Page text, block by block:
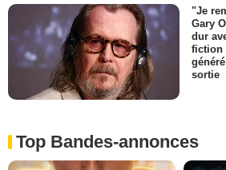
"Je
Gary
dur
fiction
sortie
Top Bandes-annonces